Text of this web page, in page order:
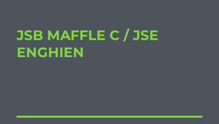
JSB MAFFLE C / JSE
ENGHIEN